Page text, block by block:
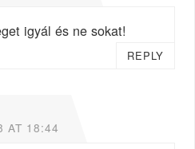
igyál és ne sokat!
REPLY
AT 18:44